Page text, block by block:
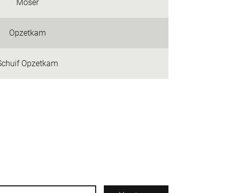
Moser
Opzetkam
Opzetkam